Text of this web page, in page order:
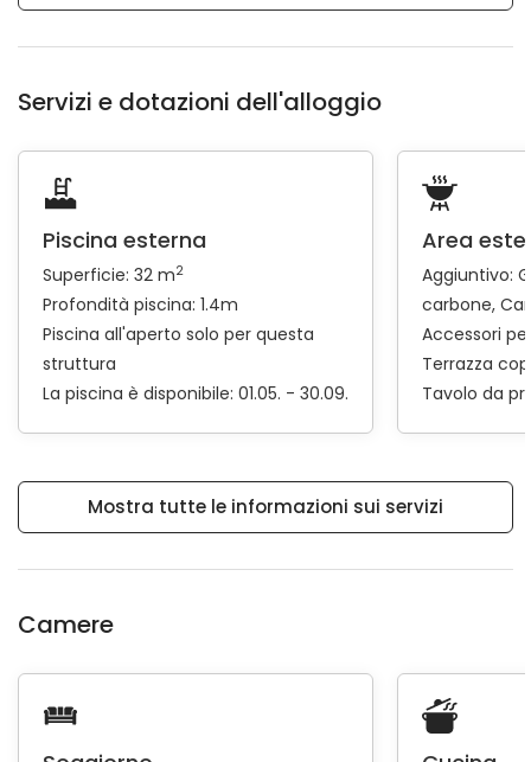
Servizi e dotazioni dell'alloggio
Piscina esterna
Superficie: 32 m2
Profondità piscina: 1.4m
Piscina all'aperto solo per questa
struttura
La piscina è disponibile: 01.05. - 30.09.
Area
Aggiuntivo:
carbone
Accessori
Terrazza
Tavolo da
Mostra tutte le informazioni sui servizi
Camere